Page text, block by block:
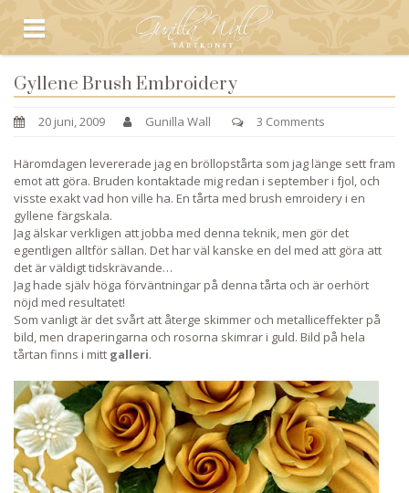
Gyllene Brush Embroidery
20 juni, 2009 Gunilla Wall 3 Comments
Häromdagen levererade jag en bröllopstårta som jag länge sett fram
emot att göra. Bruden kontaktade mig redan i september i fjol, och
visste exakt vad hon ville ha. En tårta med brush emroidery i en
gyllene färgskala.
Jag älskar verkligen att jobba med denna teknik, men gör det
egentligen alltför sällan. Det har väl kanske en del med att göra att
det är väldigt tidskrävande…
Jag hade själv höga förväntningar på denna tårta och är oerhört
nöjd med resultatet!
Som vanligt är det svårt att återge skimmer och metalliceffekter på
bild, men draperingarna och rosorna skimrar i guld. Bild på hela
tårtan finns i mitt galleri.